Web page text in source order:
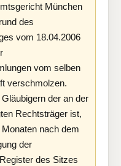
München
des
vom 18.04.2006
vom selben
verschmolzen.
der an der
Rechtsträger ist,
nach dem
der
des Sitzes